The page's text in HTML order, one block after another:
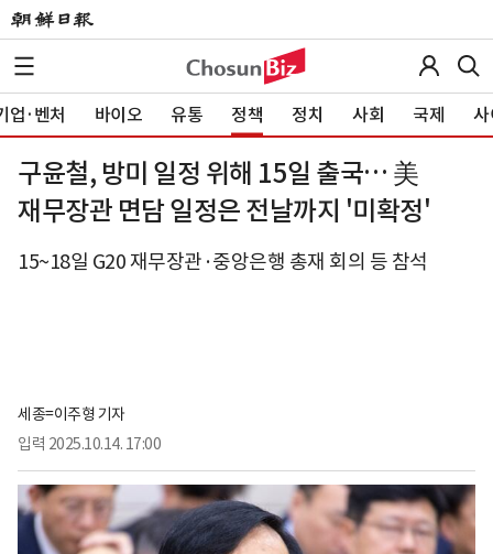
업·벤처 바이오 유통 정책 정치 사회 국제 사
구윤철, 방미 일정 위해 15일 출국… 美
재무장관 면담 일정은 전날까지 '미확정'
15~18일 G20 재무장관·중앙은행 총재 회의 등 참석
세종=이주형 기자
입력 2025.10.14. 17:00